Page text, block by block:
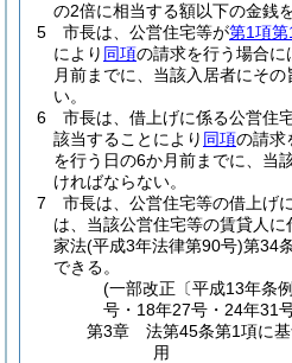
の2倍に相当する額以下の金銭
5
市長は、公営住宅等が第1項
により 同項の請求を行う場合
月前までに、当該入居者にそ
い。
6
市長は、借上げに係る公営住
該当することにより 同項の請求
を行う日の6か月前までに、当
ければならない。
7
市長は、公営住宅等の借上げ
は、当該公営住宅等の賃貸人
家法(平成3年法律第90号)第34
できる。
(一部改正〔平成13年条
号・18年27号・24年31
第3章
法第45条第1項に
用